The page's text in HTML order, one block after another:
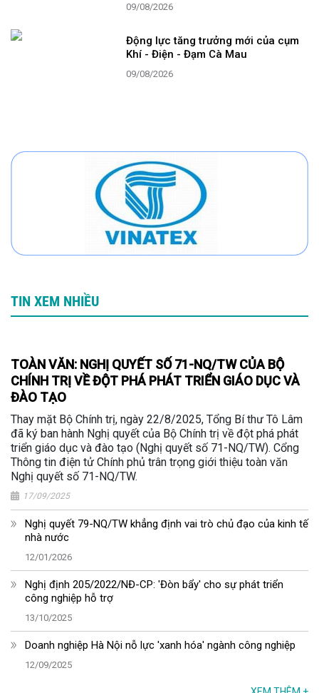
09/08/2026
Động lực tăng trưởng mới của cụm
Khí - Điện - Đạm Cà Mau
09/08/2026
TIN XEM NHIỀU
TOÀN VĂN: NGHỊ QUYẾT SỐ 71-NQ/TW CỦA BỘ
CHÍNH TRỊ VỀ ĐỘT PHÁ PHÁT TRIỂN GIÁO DỤC VÀ
ĐÀO TẠO
Thay mặt Bộ Chính trị, ngày 22/8/2025, Tổng Bí thư Tô Lâm
đã ký ban hành Nghị quyết của Bộ Chính trị về đột phá phát
triển giáo dục và đào tạo (Nghị quyết số 71-NQ/TW). Cổng
Thông tin điện tử Chính phủ trân trọng giới thiệu toàn văn
Nghị quyết số 71-NQ/TW.
17/09/2025
Nghị quyết 79-NQ/TW khẳng định vai trò chủ đạo của kinh tế
nhà nước
12/01/2026
Nghị định 205/2022/NĐ-CP: 'Đòn bẩy' cho sự phát triển
công nghiệp hỗ trợ
13/10/2025
Doanh nghiệp Hà Nội nỗ lực 'xanh hóa' ngành công nghiệp
12/09/2025